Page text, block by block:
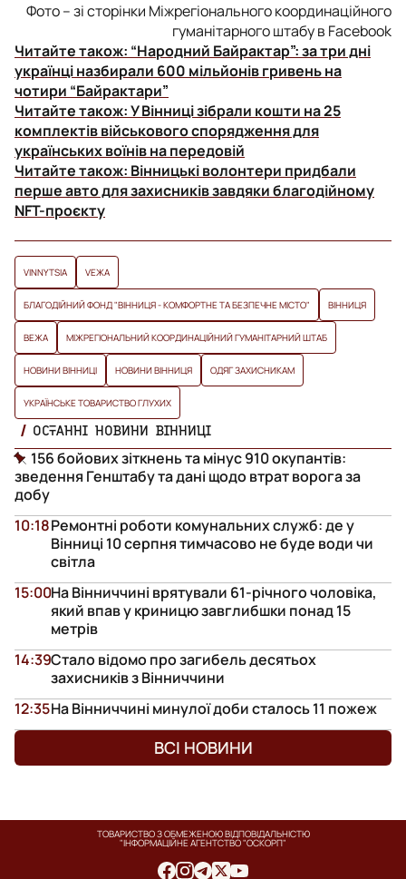
Фото – зі сторінки Міжрегіонального координаційного
гуманітарного штабу в Facebook
Читайте також: “Народний Байрактар”: за три дні
українці назбирали 600 мільйонів гривень на
чотири “Байрактари”
Читайте також:У Вінниці зібрали кошти на 25
комплектів військового спорядження для
українських воїнів на передовій
Читайте також: Вінницькі волонтери придбали
перше авто для захисників завдяки благодійному
NFT-проєкту
VINNYTSIA VЕЖА
БЛАГОДІЙНИЙ ФОНД "ВІННИЦЯ - КОМФОРТНЕ ТА БЕЗПЕЧНЕ МІСТО" ВІННИЦЯ
ВЕЖА МІЖРЕГІОНАЛЬНИЙ КООРДИНАЦІЙНИЙ ГУМАНІТАРНИЙ ШТАБ
НОВИНИ ВІННИЦІ НОВИНИ ВІННИЦЯ ОДЯГ ЗАХИСНИКАМ
УКРАЇНСЬКЕ ТОВАРИСТВО ГЛУХИХ
ОСТАННІ НОВИНИ ВІННИЦІ
156 бойових зіткнень та мінус 910 окупантів:
зведення Генштабу та дані щодо втрат ворога за
добу
Ремонтні роботи комунальних служб: де у
Вінниці 10 серпня тимчасово не буде води чи
світла
10:18
На Вінниччині врятували 61-річного чоловіка,
який впав у криницю завглибшки понад 15
метрів
15:00
Стало відомо про загибель десятьох
захисників з Вінниччини
14:39
На Вінниччині минулої доби сталось 11 пожеж
12:35
ВСІ НОВИНИ
ТОВАРИСТВО З ОБМЕЖЕНОЮ ВІДПОВІДАЛЬНІСТЮ
"ІНФОРМАЦІЙНЕ АГЕНТСТВО "ОСКОРП"